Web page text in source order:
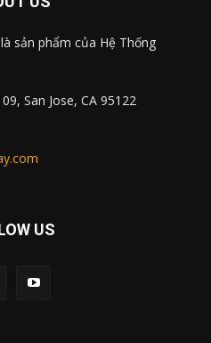
là sản phẩm của Hệ Thống
San Jose, CA 95122
US